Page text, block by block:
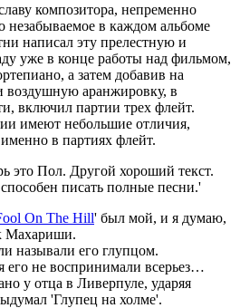
композитора, непременно
незабываемое в каждом альбоме
написал эту прелестную и
уже в конце работы над фильмом,
а затем добавив на
воздушную аранжировку, в
включил партии трех флейт.
имеют небольшие отличия,
в партиях флейт.
это Пол. Другой хороший текст.
писать полные песни.'
On The Hill' был мой, и я думаю,
Махариши.
называли его глупцом.
его не воспринимали всерьез…
у отца в Ливерпуле, ударяя
'Глупец на холме'.